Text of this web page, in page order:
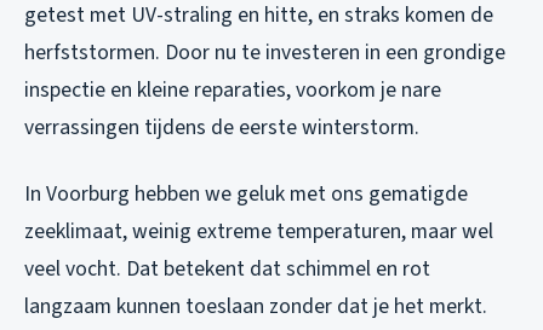
getest met UV-straling en hitte, en straks komen de
herfststormen. Door nu te investeren in een grondige
inspectie en kleine reparaties, voorkom je nare
verrassingen tijdens de eerste winterstorm.
In Voorburg hebben we geluk met ons gematigde
zeeklimaat, weinig extreme temperaturen, maar wel
veel vocht. Dat betekent dat schimmel en rot
langzaam kunnen toeslaan zonder dat je het merkt.